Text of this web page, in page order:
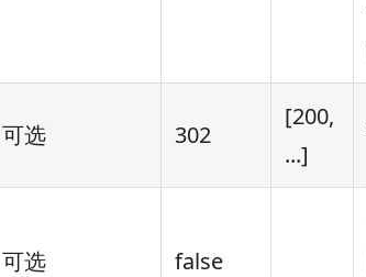
可选 302
[200,
...]
可选 false